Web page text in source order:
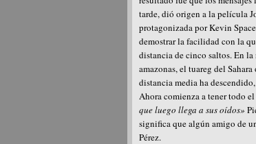
tarde, dió origen a la película
protagonizada por Kevin Space
demostrar la facilidad con la
distancia de cinco saltos. En
amazonas, el tuareg del
distancia media ha
Ahora comienza a tener todo
que luego llega a sus oídos»
significa que algún amigo de
Pérez.